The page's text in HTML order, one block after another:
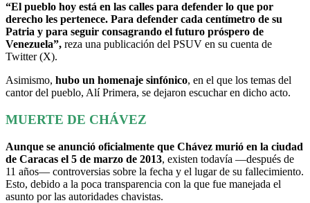
“El pueblo hoy está en las calles para defender lo que por
derecho les pertenece. Para defender cada centímetro de su
Patria y para seguir consagrando el futuro próspero de
Venezuela”, reza una publicación del PSUV en su cuenta de
Twitter (X).
Asimismo, hubo un homenaje sinfónico, en el que los temas del
cantor del pueblo, Alí Primera, se dejaron escuchar en dicho acto.
MUERTE DE CHÁVEZ
Aunque se anunció oficialmente que Chávez murió en la ciudad
de Caracas el 5 de marzo de 2013, existen todavía —después de
11 años— controversias sobre la fecha y el lugar de su fallecimiento.
Esto, debido a la poca transparencia con la que fue manejada el
asunto por las autoridades chavistas.